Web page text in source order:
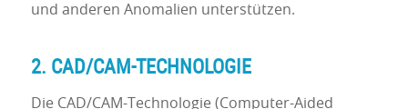
und anderen Anomalien unterstützen.
2. CAD/CAM-TECHNOLOGIE
Die CAD/CAM-Technologie (Computer-Aided